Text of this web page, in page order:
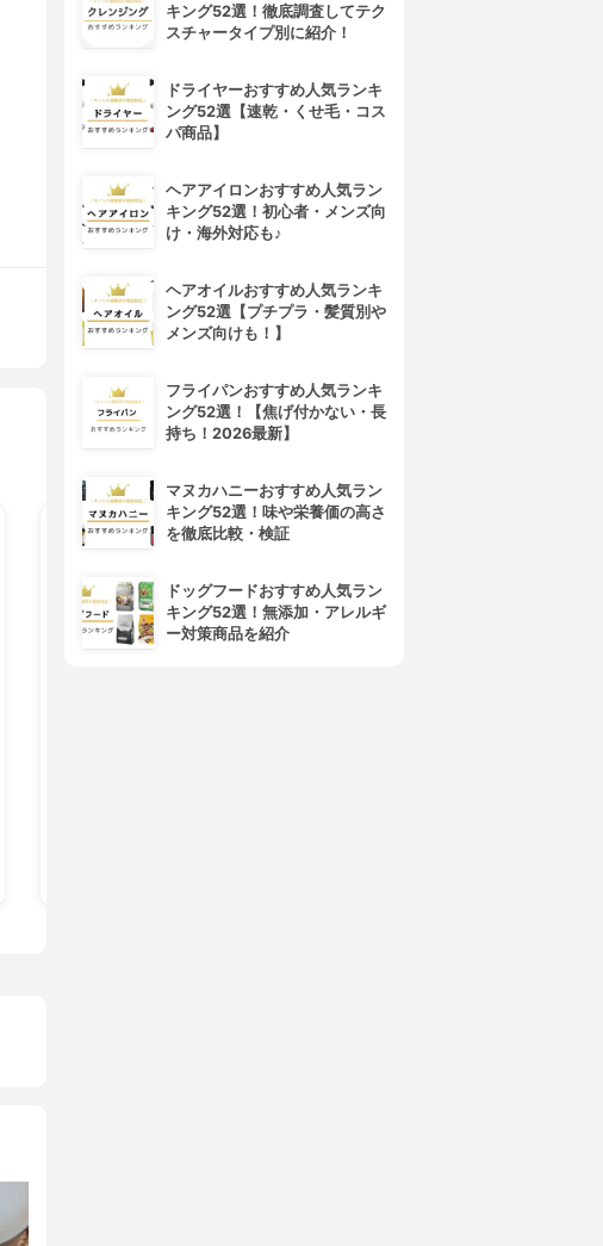
4位
キング52選！徹底調査してテク
スチャータイプ別に紹介！
ドライヤーおすすめ人気ランキ
ング52選【速乾・くせ毛・コス
パ商品】
ヘアアイロンおすすめ人気ラン
キング52選！初心者・メンズ向
け・海外対応も♪
ヘアオイルおすすめ人気ランキ
ング52選【プチプラ・髪質別や
メンズ向けも！】
フライパンおすすめ人気ランキ
ング52選！【焦げ付かない・長
持ち！2026最新】
マヌカハニーおすすめ人気ラン
キング52選！味や栄養価の高さ
を徹底比較・検証
ドッグフードおすすめ人気ラン
キング52選！無添加・アレルギ
ー対策商品を紹介